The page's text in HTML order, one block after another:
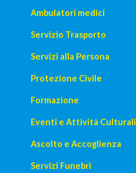
Ambulatori medici
Servizio Trasporto
Servizi alla Persona
Protezione Civile
Formazione
Eventi e Attività Culturali
Ascolto e Accoglienza
Servizi Funebri